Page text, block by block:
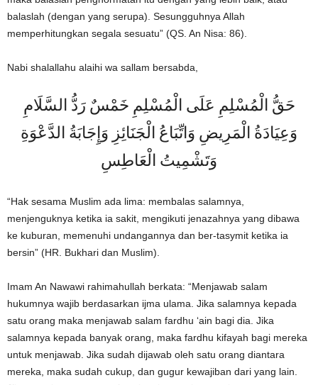
balaslah (dengan yang serupa). Sesungguhnya Allah
memperhitungkan segala sesuatu” (QS. An Nisa: 86).
Nabi shalallahu alaihi wa sallam bersabda,
حَقُّ الْمُسْلِمِ عَلَى الْمُسْلِمِ خَمْسٌ رَدُّ السَّلَامِ
وَعِيَادَةُ الْمَرِيضِ وَاتِّبَاعُ الْجَنَائِزِ وَإِجَابَةُ الدَّعْوَةِ
وَتَشْمِيتُ الْعَاطِسِ
“Hak sesama Muslim ada lima: membalas salamnya,
menjenguknya ketika ia sakit, mengikuti jenazahnya yang dibawa
ke kuburan, memenuhi undangannya dan ber-tasymit ketika ia
bersin” (HR. Bukhari dan Muslim).
Imam An Nawawi rahimahullah berkata: “Menjawab salam
hukumnya wajib berdasarkan ijma ulama. Jika salamnya kepada
satu orang maka menjawab salam fardhu ‘ain bagi dia. Jika
salamnya kepada banyak orang, maka fardhu kifayah bagi mereka
untuk menjawab. Jika sudah dijawab oleh satu orang diantara
mereka, maka sudah cukup, dan gugur kewajiban dari yang lain.